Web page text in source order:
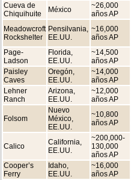
Cueva de
Chiquihuite
México
~26,000
años AP
Meadowcroft
Rockshelter
Pensilvania,
EE.UU.
~16,000
años AP
Page-
Ladson
Florida,
EE.UU.
~14,500
años AP
Paisley
Caves
Oregón,
EE.UU.
~14,000
años AP
Lehner
Ranch
Arizona,
EE.UU.
~12,000
años AP
Folsom
Nuevo
México,
EE.UU.
~10,800
años AP
Calico
California,
EE.UU.
~200,000-
130,000
años AP
Cooper’s
Ferry
Idaho,
EE.UU.
~16,000
años AP